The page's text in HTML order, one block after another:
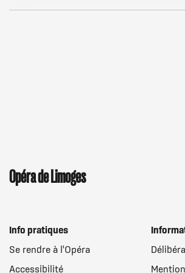
Opéra de Limoges
Menu
Pied
Info pratiques
Se rendre à l'Opéra
Accessibilité